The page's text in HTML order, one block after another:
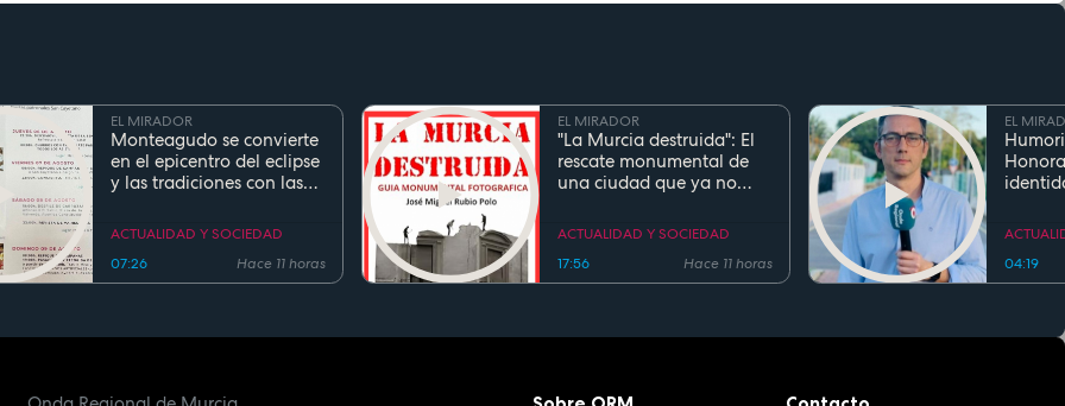
EL MIRADOR
Monteagudo se convierte
en el epicentro del eclipse
y las tradiciones con las
ACTUALIDAD Y SOCIEDAD
07:26
Hace 11 horas
EL MIRADOR
"La Murcia destruida": El
rescate monumental de
una ciudad que ya no
ACTUALIDAD Y SOCIEDAD
17:56
Hace 11 horas
EL
Cierva
04:19